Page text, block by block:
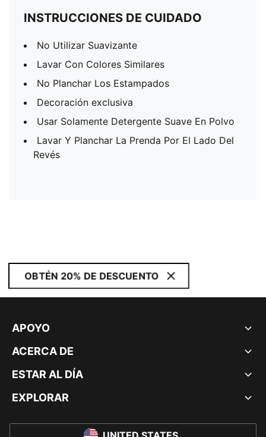
INSTRUCCIONES DE CUIDADO
No Utilizar Suavizante
Lavar Con Colores Similares
No Planchar Los Estampados
Decoración exclusiva
Usar Solamente Detergente Suave En Polvo
Lavar Y Planchar La Prenda Por El Lado Del
Revés
OBTÉN 20% DE DESCUENTO
APOYO
ACERCA DE
ESTAR AL DÍA
EXPLORAR